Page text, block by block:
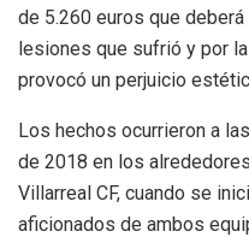
de 5.260 euros que deberá
lesiones que sufrió y por
provocó un perjuicio
Los hechos ocurrieron a
de 2018 en los
Villarreal CF, cuando se
aficionados de ambos